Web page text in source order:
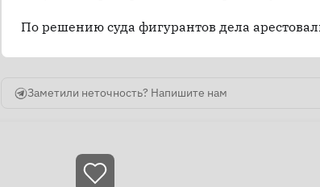
По решению суда фигурантов дела
Заметили неточность? Напишите нам